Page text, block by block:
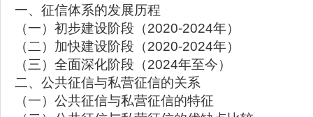
一、征信体系的发展历程
（一）初步建设阶段（2020-2024年）
（二）加快建设阶段（2020-2024年）
（三）全面深化阶段（2024年至今）
二、公共征信与私营征信的关系
（一）公共征信与私营征信的特征